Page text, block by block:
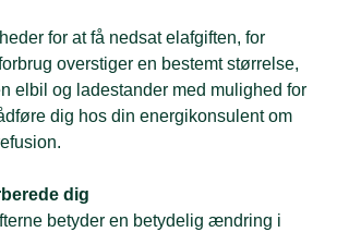
for at få nedsat elafgiften, for
overstiger en bestemt størrelse,
elbil og ladestander med mulighed for
dig hos din energikonsulent om
dig
betyder en betydelig ændring i